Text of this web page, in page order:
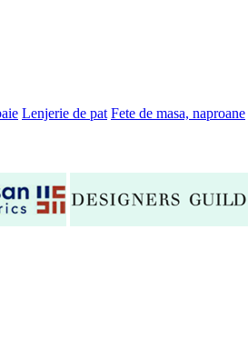
Lenjerie de pat Fete de masa, naproane